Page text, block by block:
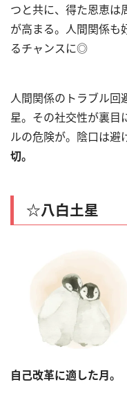
つと共に、得た恩恵は
が高まる。人間関係も
るチャンスに◎
人間関係のトラブル回
星。その社交性が裏目
ルの危険が。陰口は避
切。
☆八白土星
自己改革に適した月。